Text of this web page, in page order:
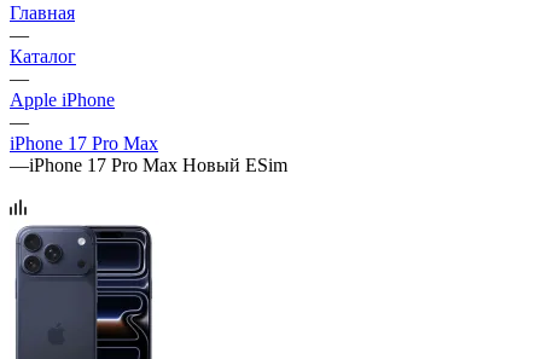
Главная
—
Каталог
—
Apple iPhone
—
iPhone 17 Pro Max
—iPhone 17 Pro Max Новый ESim